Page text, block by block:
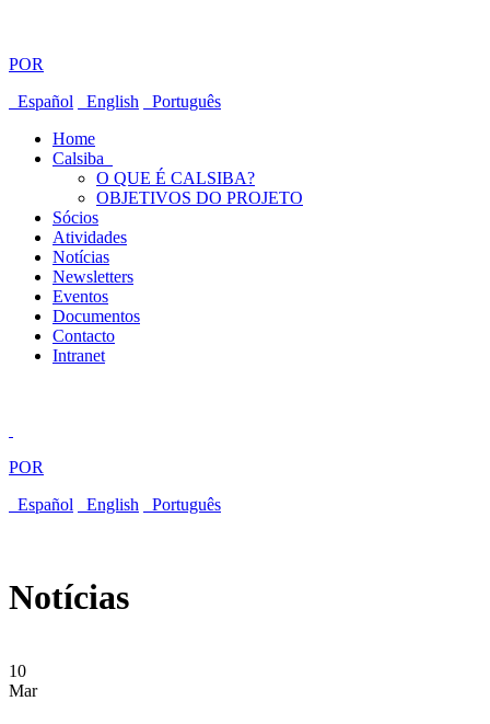
POR
Español
English
Português
Home
Calsiba
O QUE É CALSIBA?
OBJETIVOS DO PROJETO
Sócios
Atividades
Notícias
Newsletters
Eventos
Documentos
Contacto
Intranet
POR
Español
English Português
Notícias
10
Mar